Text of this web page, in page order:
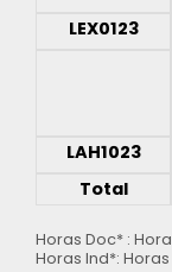
LEX0123
LAH1023
Total
Horas Doc* :
Horas Ind*: